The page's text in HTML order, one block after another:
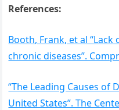
References:
Booth, Frank, et al
chronic diseases”.
“The Leading Causes of
United States”. The